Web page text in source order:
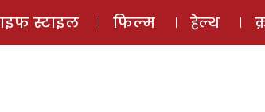
ई-मैगज़ीन
स्टाइल फिल्म हेल्थ